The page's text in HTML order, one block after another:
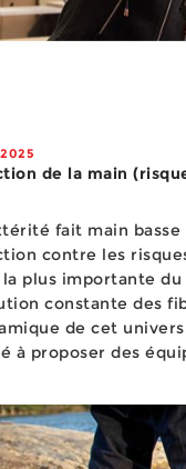
de la main
fait main basse sur le
contre les
plus importante
constante des
de cet
à proposer des
tra...